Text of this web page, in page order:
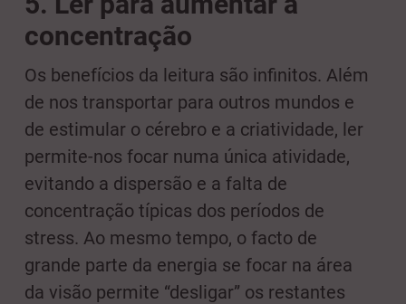
concentração
Os benefícios da leitura são infinitos. Além
de nos transportar para outros mundos e
de estimular o cérebro e a criatividade, ler
permite-nos focar numa única atividade,
evitando a dispersão e a falta de
concentração típicas dos períodos de
stress. Ao mesmo tempo, o facto de
grande parte da energia se focar na área
da visão permite “desligar” os restantes